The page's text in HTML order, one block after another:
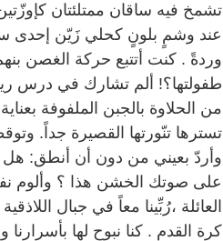
تشمخ فيه ساقان ممتلئتان
عند وشمٍ بلونٍ كحلي زَيّن إحدى
وردةً . كنت أتتبع حركة الغصن
طفولتها؟! ألم تشارك في درس
من الحلاوة بالجبن الملفوفة
تسترها تنّورتها القصيرة جداً.
وأردّ بعيني من دون أن أنطق:
على صوتك الخشن هذا ؟ وألوم
العائلة ،رُبِّينا معاً في جبال
كرة القدم . كنا نبوح لها